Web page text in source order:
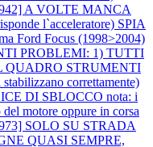
A VOLTE MANCA
l`acceleratore) SPIA
Ford Focus (1998>2004)
PROBLEMI: 1) TUTTI
STRUMENTI
correttamente)
DI SBLOCCO nota: i
motore oppure in corsa
SOLO SU STRADA
QUASI SEMPRE,